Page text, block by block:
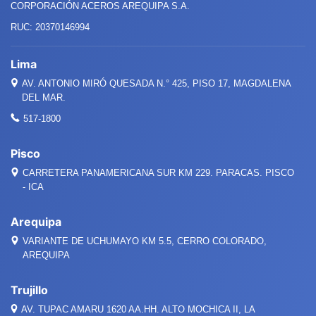
CORPORACIÓN ACEROS AREQUIPA S.A.
RUC: 20370146994
Lima
AV. ANTONIO MIRÓ QUESADA N.° 425, PISO 17, MAGDALENA
DEL MAR.
517-1800
Pisco
CARRETERA PANAMERICANA SUR KM 229. PARACAS. PISCO
- ICA
Arequipa
VARIANTE DE UCHUMAYO KM 5.5, CERRO COLORADO,
AREQUIPA
Trujillo
AV. TUPAC AMARU 1620 AA.HH. ALTO MOCHICA II, LA